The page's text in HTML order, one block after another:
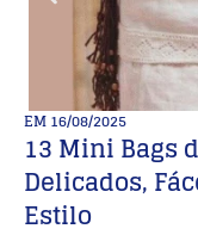
EM16/08/2025
13 Mini Bags
Delicados,
Estilo